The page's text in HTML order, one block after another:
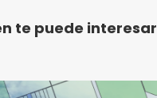
te puede interesar